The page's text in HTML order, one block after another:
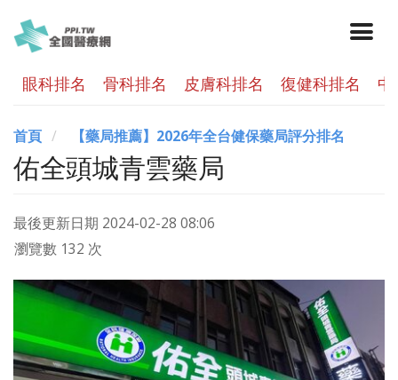
眼科排名 骨科排名 皮膚科排名 復健科排名
首頁 【藥局推薦】2026年全台健保藥局評分排名
佑全頭城青雲藥局
最後更新日期 2024-02-28 08:06
瀏覽數 132 次